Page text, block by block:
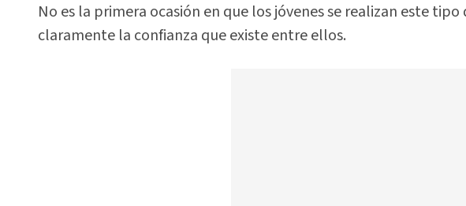
No es la primera ocasión en que los jóvenes se realizan este
claramente la confianza que existe entre ellos.